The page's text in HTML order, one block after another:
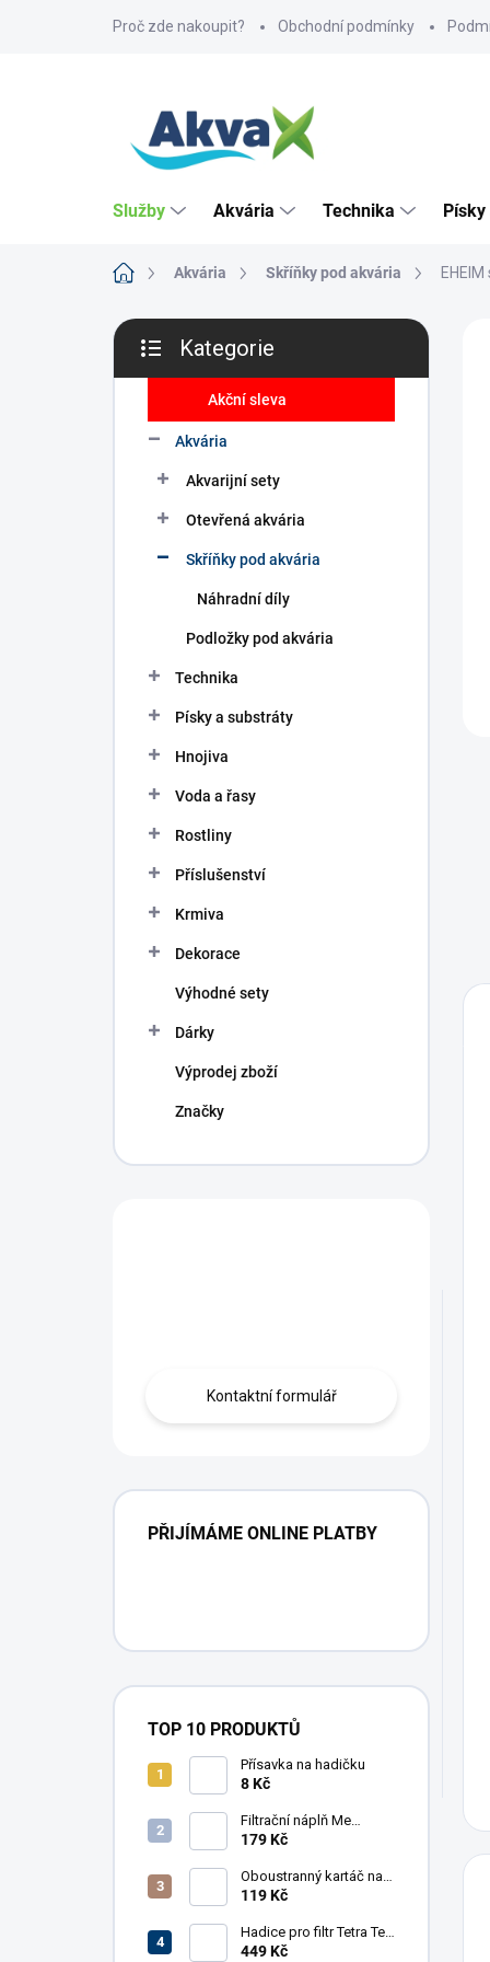
Proč zde nakoupit? Obchodní podmínky
Služby Akvária Technika
Domů Akvária Skříňky pod akvária
P
s
kategorie
Kategorie
Akční sleva
Akvária
Akvarijní sety
Otevřená akvária
Skříňky pod akvária
Náhradní díly
Podložky pod akvária
Technika
Písky a substráty
Hnojiva
Voda a řasy
Rostliny
Příslušenství
Krmiva
Dekorace
Výhodné sety
Dárky
Výprodej zboží
Značky
Kontaktní formulář
PŘIJÍMÁME ONLINE PLATBY
TOP 10 PRODUKTŮ
Přísavka na hadičku
8 Kč
Filtrační náplň Me
Crystal Clear Resin, 30 g
179 Kč
Oboustranný kartáč na
hadice AkvaX, 15/30
119 Kč
Hadice pro filtr Tetra Tec
EX 1200
449 Kč